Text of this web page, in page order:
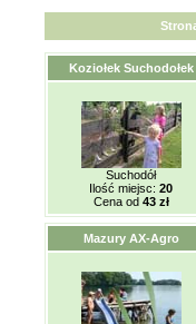
Koziołek Suchodołek
Suchodół
Ilość miejsc: 20
Cena od 43 zł
Mazury AX-Agro